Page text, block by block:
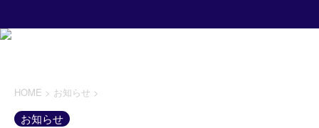
HOME > お知らせ >
お知らせ